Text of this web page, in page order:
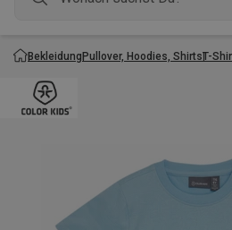
BekleidungPullover, Hoodies, ShirtsT-